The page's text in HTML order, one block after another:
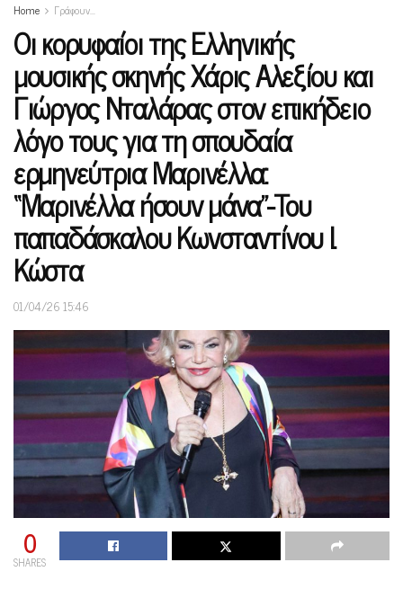
Home Γράφουν…
Οι κορυφαίοι της Ελληνικής
μουσικής σκηνής Χάρις Αλεξίου και
Γιώργος Νταλάρας στον επικήδειο
λόγο τους για τη σπουδαία
ερμηνεύτρια Μαρινέλλα:
“Μαρινέλλα ήσουν μάνα”-Toυ
παπαδάσκαλου Κωνσταντίνου Ι.
Κώστα
01/04/26 15:46
0
SHARES